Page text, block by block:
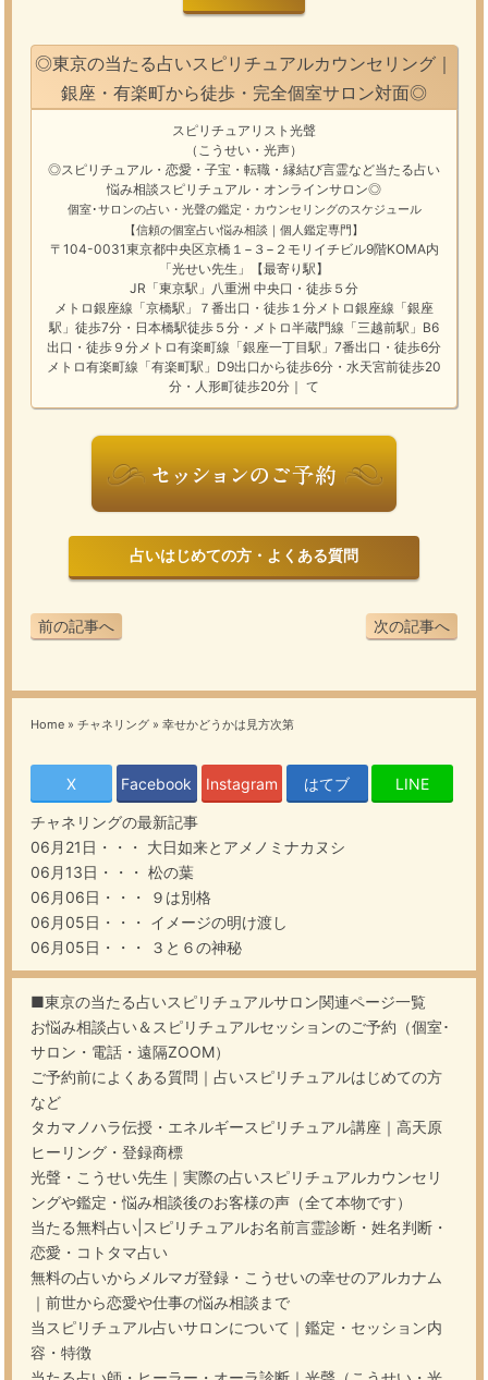
◎東京の当たる占いスピリチュアルカウンセリング｜
銀座・有楽町から徒歩・完全個室サロン対面◎
スピリチュアリスト光聲
（こうせい・光声）
◎スピリチュアル・恋愛・子宝・転職・縁結び言霊など当たる占い
悩み相談スピリチュアル・オンラインサロン◎
個室･サロンの占い・光聲の鑑定・カウンセリングのスケジュール
【信頼の個室占い悩み相談｜個人鑑定専門】
〒104-0031東京都中央区京橋１−３−２モリイチビル9階KOMA内
「光せい先生」【最寄り駅】
JR「東京駅」八重洲 中央口・徒歩５分
メトロ銀座線「京橋駅」７番出口・徒歩１分メトロ銀座線「銀座
駅」徒歩7分・日本橋駅徒歩５分・メトロ半蔵門線「三越前駅」B6
出口・徒歩９分メトロ有楽町線「銀座一丁目駅」7番出口・徒歩6分
メトロ有楽町線「有楽町駅」D9出口から徒歩6分・水天宮前徒歩20
分・人形町徒歩20分｜ て
占いはじめての方・よくある質問
次の記事へ
前の記事へ
Home » チャネリング » 幸せかどうかは見方次第
X Facebook Instagram はてブ LINE
チャネリングの最新記事
06月21日・・・ 大日如来とアメノミナカヌシ
06月13日・・・ 松の葉
06月06日・・・
９は別格
06月05日・・・ イメージの明け渡し
06月05日・・・
３と６の神秘
■東京の当たる占いスピリチュアルサロン関連ページ一覧
お悩み相談占い＆スピリチュアルセッションのご予約（個室･
サロン・電話・遠隔ZOOM）
ご予約前によくある質問｜占いスピリチュアルはじめての方
など
タカマノハラ伝授・エネルギースピリチュアル講座｜高天原
ヒーリング・登録商標
光聲・こうせい先生｜実際の占いスピリチュアルカウンセリ
ングや鑑定・悩み相談後のお客様の声（全て本物です）
当たる無料占い|スピリチュアルお名前言霊診断・姓名判断・
恋愛・コトタマ占い
無料の占いからメルマガ登録・こうせいの幸せのアルカナム
｜前世から恋愛や仕事の悩み相談まで
当スピリチュアル占いサロンについて｜鑑定・セッション内
容・特徴